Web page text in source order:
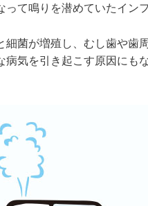
って鳴りを潜めていたイン
細菌が増殖し、むし歯や歯
病気を引き起こす原因にもな